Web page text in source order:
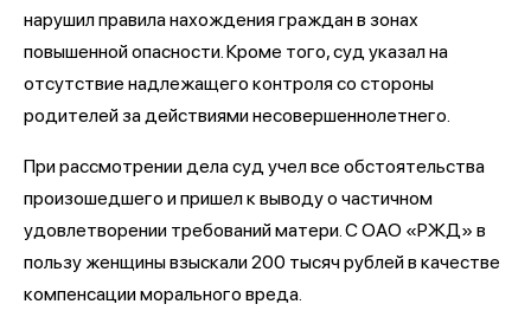
нарушил правила нахождения граждан в зонах
повышенной опасности. Кроме того, суд указал на
отсутствие надлежащего контроля со стороны
родителей за действиями несовершеннолетнего.
При рассмотрении дела суд учел все обстоятельства
произошедшего и пришел к выводу о частичном
удовлетворении требований матери. С ОАО «РЖД» в
пользу женщины взыскали 200 тысяч рублей в качестве
компенсации морального вреда.